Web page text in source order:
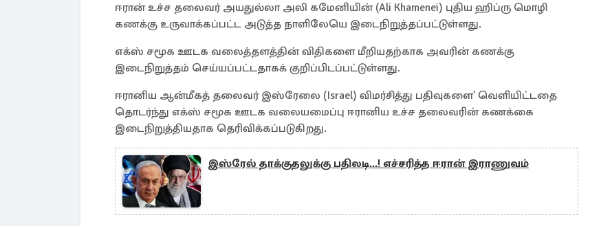
ஈரான் உச்ச தலைவர் அயதுல்லா அலி கமேனியின் (Ali Khamenei) புதிய ஹிப்ரு மொழி
கணக்கு உருவாக்கப்பட்ட அடுத்த நாளிலேயெ இடைநிறுத்தப்பட்டுள்ளது.
எக்ஸ் சமூக ஊடக வலைத்தளத்தின் விதிகளை மீறியதற்காக அவரின் கணக்கு
இடைநிறுத்தம் செய்யப்பட்டதாகக் குறிப்பிடப்பட்டுள்ளது.
ஈரானிய ஆன்மீகத் தலைவர் இஸ்ரேலை (Israel) விமர்சித்து பதிவுகளை' வெளியிட்டதை
தொடர்ந்து எக்ஸ் சமூக ஊடக வலையமைப்பு ஈரானிய உச்ச தலைவரின் கணக்கை
இடைநிறுத்தியதாக தெரிவிக்கப்படுகிறது.
இஸ்ரேல் தாக்குதலுக்கு பதிலடி...! எச்சரித்த ஈரான் இராணுவம்